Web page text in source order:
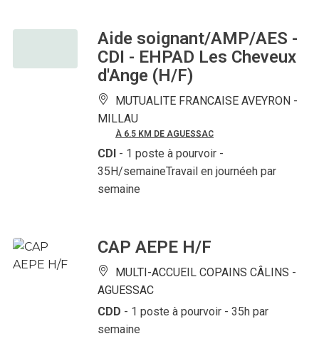
Aide soignant/AMP/AES -
CDI - EHPAD Les Cheveux
d'Ange (H/F)
MUTUALITE FRANCAISE AVEYRON -
MILLAU
À 6.5 KM DE AGUESSAC
CDI - 1 poste à pourvoir -
35H/semaineTravail en journéeh par
semaine
CAP AEPE H/F
MULTI-ACCUEIL COPAINS CÂLINS -
AGUESSAC
CDD - 1 poste à pourvoir - 35h par
semaine